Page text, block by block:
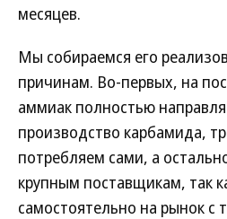
месяцев.
Мы собираемся его
причинам. Во-первых, на
аммиак полностью
производство карбамида,
потребляем сами, а
крупным поставщикам, так
самостоятельно на рынок с